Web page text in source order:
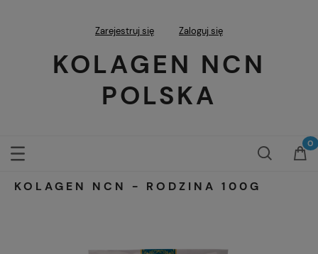
Zarejestruj się Zaloguj się
KOLAGEN NCN
POLSKA
KOLAGEN NCN - RODZINA 100G